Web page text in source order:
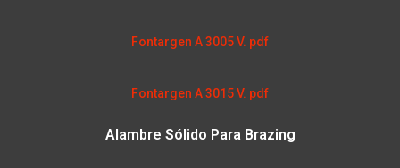
Fontargen A 3005 V. pdf
Fontargen A 3015 V. pdf
Alambre Sólido Para Brazing